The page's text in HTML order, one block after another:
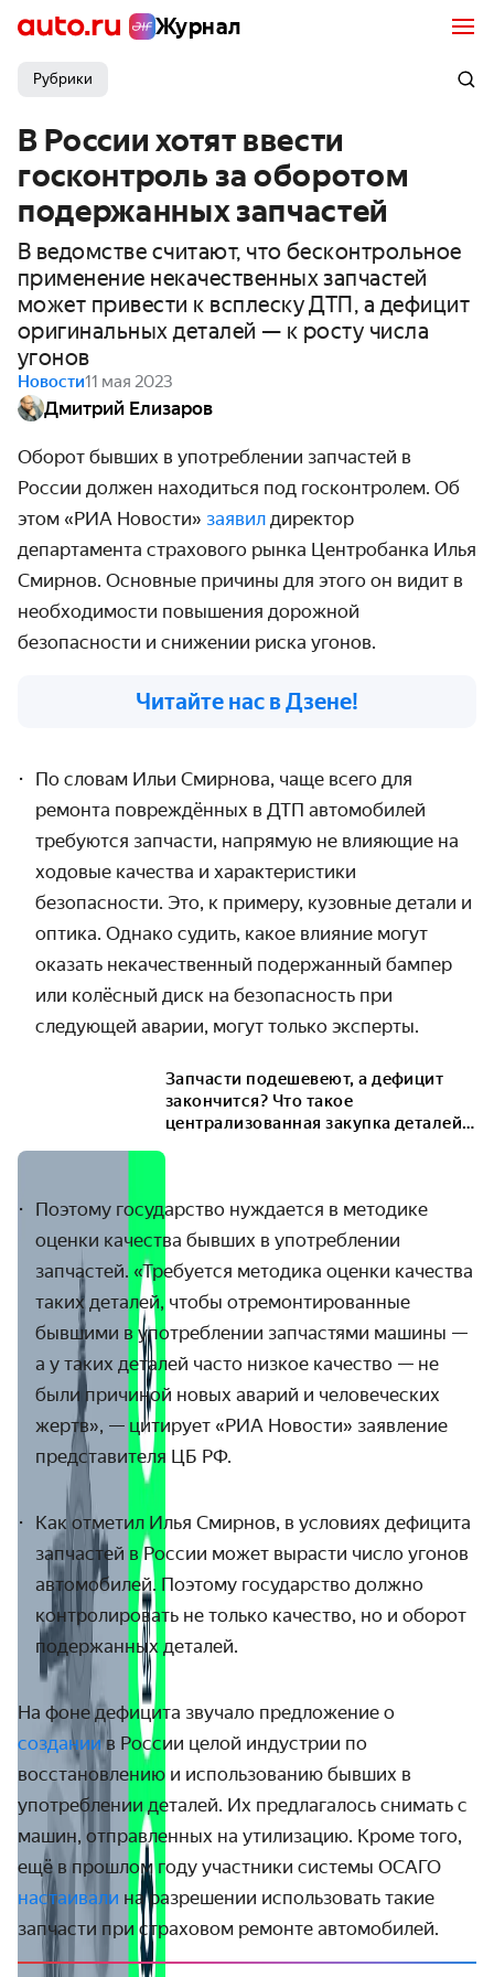
Журнал
Рубрики
В России хотят ввести
госконтроль за оборотом
подержанных запчастей
В ведомстве считают, что бесконтрольное
применение некачественных запчастей
может привести к всплеску ДТП, а дефицит
оригинальных деталей — к росту числа
угонов
Новости11 мая 2023
Дмитрий Елизаров
Оборот бывших в употреблении запчастей в
России должен находиться под госконтролем. Об
этом «РИА Новости» заявил директор
департамента страхового рынка Центробанка Илья
Смирнов. Основные причины для этого он видит в
необходимости повышения дорожной
безопасности и снижении риска угонов.
Читайте нас в Дзене!
По словам Ильи Смирнова, чаще всего для
ремонта повреждённых в ДТП автомобилей
требуются запчасти, напрямую не влияющие на
ходовые качества и характеристики
безопасности. Это, к примеру, кузовные детали и
оптика. Однако судить, какое влияние могут
оказать некачественный подержанный бампер
или колёсный диск на безопасность при
следующей аварии, могут только эксперты.
Запчасти подешевеют, а дефицит
закончится? Что такое
централизованная закупка деталей
Поэтому государство нуждается в методике
оценки качества бывших в употреблении
запчастей. «Требуется методика оценки качества
таких деталей, чтобы отремонтированные
бывшими в употреблении запчастями машины —
а у таких деталей часто низкое качество — не
были причиной новых аварий и человеческих
жертв», — цитирует «РИА Новости» заявление
представителя ЦБ РФ.
Как отметил Илья Смирнов, в условиях дефицита
запчастей в России может вырасти число угонов
автомобилей. Поэтому государство должно
контролировать не только качество, но и оборот
подержанных деталей.
На фоне дефицита звучало предложение о
созданиив России целой индустрии по
восстановлению и использованию бывших в
употреблении деталей. Их предлагалось снимать с
машин, отправленных на утилизацию. Кроме того,
ещё в прошлом году участники системы ОСАГО
настаивали на разрешении использовать такие
запчасти при страховом ремонте автомобилей.